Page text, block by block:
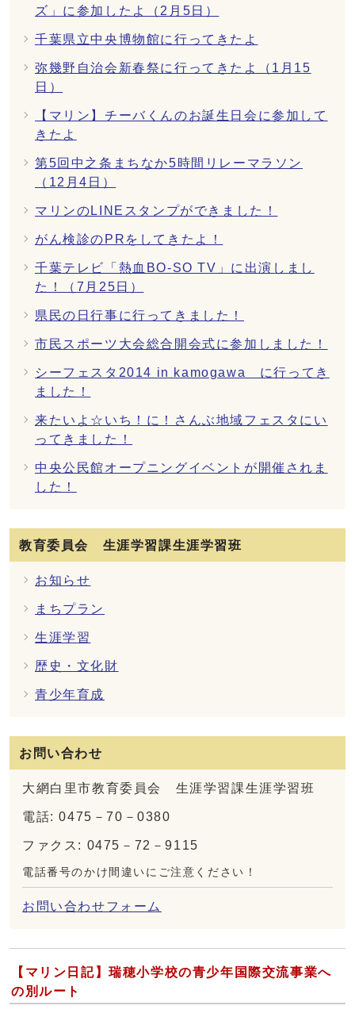
ズ」に参加したよ（2月5日）
千葉県立中央博物館に行ってきたよ
弥幾野自治会新春祭に行ってきたよ（1月15
日）
【マリン】チーバくんのお誕生日会に参加して
きたよ
第5回中之条まちなか5時間リレーマラソン
（12月4日）
マリンのLINEスタンプができました！
がん検診のPRをしてきたよ！
千葉テレビ「熱血BO‐SO TV」に出演しまし
た！（7月25日）
県民の日行事に行ってきました！
市民スポーツ大会総合開会式に参加しました！
シーフェスタ2014 in kamogawa に行ってき
ました！
来たいよ☆いち！に！さんぶ地域フェスタにい
ってきました！
中央公民館オープニングイベントが開催されま
した！
教育委員会 生涯学習課生涯学習班
お知らせ
まちプラン
生涯学習
歴史・文化財
青少年育成
お問い合わせ
大網白里市教育委員会 生涯学習課生涯学習班
電話: 0475－70－0380
ファクス: 0475－72－9115
電話番号のかけ間違いにご注意ください！
お問い合わせフォーム
【マリン日記】瑞穂小学校の青少年国際交流事業へ
の別ルート